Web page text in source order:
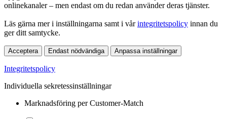
onlinekanaler – men endast om du redan använder deras tjänster.
Läs gärna mer i inställningarna samt i vårintegritetspolicy innan du
ger ditt samtycke.
Acceptera Endast nödvändiga Anpassa inställningar
Integritetspolicy
Individuella sekretessinställningar
Marknadsföring per Customer-Match